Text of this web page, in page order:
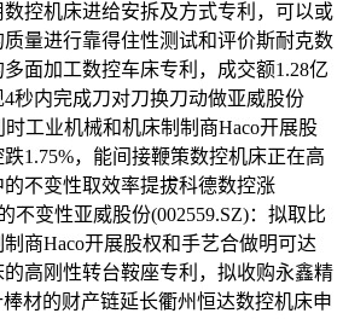
控机床进给安拆及方式专利，可以或
量进行靠得住性测试和评价斯耐克数
面加工数控车床专利，成交额1.28亿
秒内完成刀对刀换刀动做亚威股份
时工业机械和机床制制商Haco开展股
1.75%，能间接鞭策数控机床正在高
不变性取效率提拔科德数控涨
不变性亚威股份(002559.SZ)：拟取比
商Haco开展股权和手艺合做明可达
高刚性转台鞍座专利，拟收购永鑫精
材的财产链延长衢州恒达数控机床申